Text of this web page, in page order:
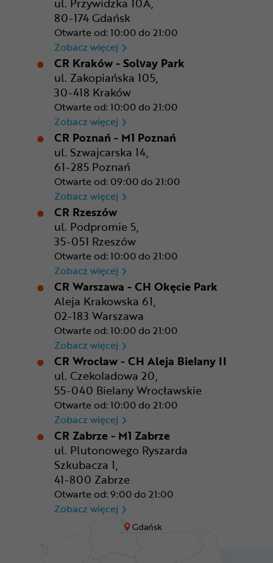
Gdańsk
80-174 Gdańsk
Otwarte od: 10:00 do 21:00
Zobacz więcej CR Gdańsk - Morski Park
CR Kraków - Solvay Park
ul. Zakopiańska 105,
30-418 Kraków
Otwarte od: 10:00 do 21:00
Zobacz więcej CR Kraków - Solvay Park
CR Poznań - M1 Poznań
ul. Szwajcarska 14,
61-285 Poznań
Otwarte od: 09:00 do 21:00
Zobacz więcej CR Poznań - M1 Poznań
CR Rzeszów
ul. Podpromie 5,
35-051 Rzeszów
Otwarte od: 10:00 do 21:00
Zobacz więcej CR Rzeszów
CR Warszawa - CH Okęcie Park
Aleja Krakowska 61,
02-183 Warszawa
Otwarte od: 10:00 do 21:00
Zobacz więcej CR Warszawa - CH Okęcie
CR Wrocław - CH Aleja Bielany II
ul. Czekoladowa 20,
55-040 Bielany Wrocławskie
Otwarte od: 10:00 do 21:00
Zobacz więcej CR Wrocław - CH Aleja
CR Zabrze - M1 Zabrze
ul. Plutonowego Ryszarda
Szkubacza 1,
41-800 Zabrze
Otwarte od: 9:00 do 21:00
Zobacz więcej CR Zabrze - M1 Zabrze